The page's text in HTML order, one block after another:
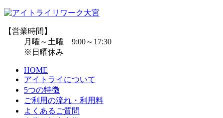
【営業時間】
月曜～土曜 9:00～17:30
※日曜休み
HOME
アイトライについて
5つの特徴
ご利用の流れ・利用料
よくあるご質問